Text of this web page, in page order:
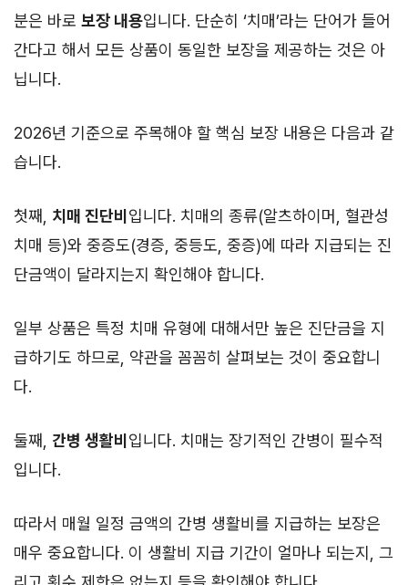
분은 바로 보장 내용입니다. 단순히 ‘치매’라는 단어가 들어
간다고 해서 모든 상품이 동일한 보장을 제공하는 것은 아
닙니다.
2026년 기준으로 주목해야 할 핵심 보장 내용은 다음과 같
습니다.
첫째, 치매 진단비입니다. 치매의 종류(알츠하이머, 혈관성
치매 등)와 중증도(경증, 중등도, 중증)에 따라 지급되는 진
단금액이 달라지는지 확인해야 합니다.
일부 상품은 특정 치매 유형에 대해서만 높은 진단금을 지
급하기도 하므로, 약관을 꼼꼼히 살펴보는 것이 중요합니
다.
둘째, 간병 생활비입니다. 치매는 장기적인 간병이 필수적
입니다.
따라서 매월 일정 금액의 간병 생활비를 지급하는 보장은
매우 중요합니다. 이 생활비 지급 기간이 얼마나 되는지, 그